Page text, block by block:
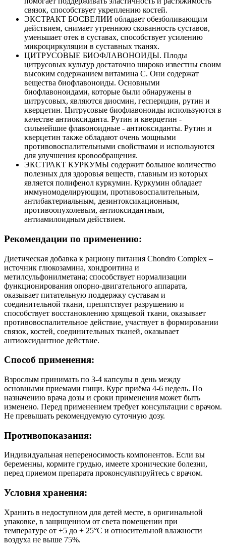
связок, способствует укреплению костей.
ЭКСТРАКТ БОСВЕЛИИ обладает обезболивающим
действием, снимает утреннюю скованность суставов,
уменьшает отек в суставах, способствует усилению
микроциркуляции в суставных тканях.
ЦИТРУСОВЫЕ БИОФЛАВОНОИДЫ. Плоды
цитрусовых культур достаточно широко известны своим
высоким содержанием витамина С. Они содержат
вещества биофлавоноиды. Основными
биофлавоноидами, которые были обнаружены в
цитрусовых, являются диосмин, гесперидин, рутин и
кверцетин. Цитрусовые биофлавоноиды используются в
качестве антиоксиданта. Рутин и кверцетин -
сильнейшие флавоноидные - антиоксиданты. Рутин и
кверцетин также обладают очень мощными
противовоспалительными свойствами и используются
для улучшения кровообращения.
ЭКСТРАКТ КУРКУМЫ содержит большое количество
полезных для здоровья веществ, главным из которых
является полифенол куркумин. Куркумин обладает
иммуномоделирующим, противовоспалительным,
антибактериальным, дезинтоксикационным,
противоопухолевым, антиоксидантным,
антиамилоидным действием.
Рекомендации по применению:
Диетическая добавка к рациону питания Chondro Complex –
источник глюкозамина, хондроитина и
метилсульфонилметана; способствует нормализации
функционирования опорно-двигательного аппарата,
оказывает питательную поддержку суставам и
соединительной ткани, препятствует разрушению и
способствует восстановлению хрящевой ткани, оказывает
противовоспалительное действие, участвует в формировании
связок, костей, соединительных тканей, оказывает
антиоксидантное действие.
Способ применения:
Взрослым принимать по 3-4 капсулы в день между
основными приемами пищи. Курс приёма 4-6 недель. По
назначению врача дозы и сроки применения может быть
изменено. Перед применением требует консультации с врачом.
Не превышать рекомендуемую суточную дозу.
Противопоказания:
Индивидуальная непереносимость компонентов. Если вы
беременны, кормите грудью, имеете хронические болезни,
перед приемом препарата проконсультируйтесь с врачом.
Условия хранения:
Хранить в недоступном для детей месте, в оригинальной
упаковке, в защищенном от света помещении при
температуре от +5 до + 25°C и относительной влажности
воздуха не выше 75%.